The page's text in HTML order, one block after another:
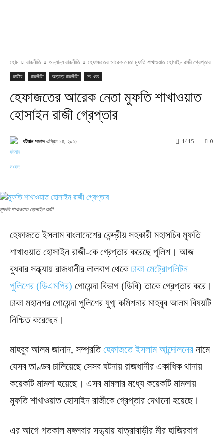
হোম রাজনীতি অন্যান্য রাজনীতি হেফাজতের আরেক নেতা মুফতি শাখাওয়াত হোসাইন রাজী গ্রেপ্তার
জাতীয় রাজনীতি অন্যান্য রাজনীতি সব খবর
হেফাজতের আরেক নেতা মুফতি শাখাওয়াত
হোসাইন রাজী গ্রেপ্তার
ঘটমান সংবাদ এপ্রিল ১৪, ২০২১ 0
1415
মুফতি শাখাওয়াত হোসাইন রাজী
হেফাজতে ইসলাম বাংলাদেশের কেন্দ্রীয় সহকারী মহাসচিব মুফতি
শাখাওয়াত হোসাইন রাজী-কে গ্রেপ্তার করেছে পুলিশ। আজ
বুধবার সন্ধ্যায় রাজধানীর লালবাগ থেকেঢাকা মেট্রোপলিটন
পুলিশের (ডিএমপির) গোয়েন্দা বিভাগ (ডিবি) তাকে গ্রেপ্তার করে।
ঢাকা মহানগর গোয়েন্দা পুলিশের যুগ্ম কমিশনার মাহবুব আলম বিষয়টি
নিশ্চিত করেছেন।
মাহবুব আলম জানান, সম্প্রতিহেফাজতে ইসলাম আন্দোলনের নামে
যেসব তাণ্ডব চালিয়েছে সেসব ঘটনায় রাজধানীর একাধিক থানায়
কয়েকটি মামলা হয়েছে। এসব মামলার মধ্যে কয়েকটি মামলায়
মুফতি শাখাওয়াত হোসাইন রাজীকে গ্রেপ্তার দেখানো হয়েছে।
এর আগে গতকাল মঙ্গলবার সন্ধ্যায় যাত্রাবাড়ীর মীর হাজিরবাগ